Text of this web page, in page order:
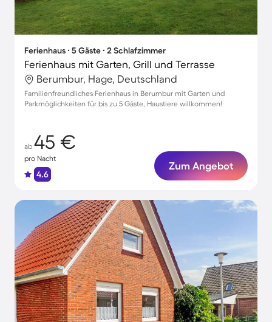
Ferienhaus ∙ 5 Gäste ∙ 2 Schlafzimmer
Ferienhaus mit Garten, Grill und Terrasse
Berumbur, Hage, Deutschland
Familienfreundliches Ferienhaus in Berumbur mit Garten und
Parkmöglichkeiten für bis zu 5 Gäste, Haustiere willkommen!
ab 45 €
pro Nacht
4.6
Zum Angebot